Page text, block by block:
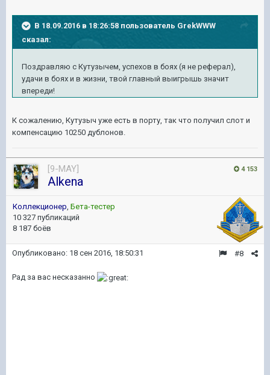
В 18.09.2016 в 18:26:58 пользователь GrekWWW
сказал:
Поздравляю с Кутузычем, успехов в боях (я не реферал),
удачи в боях и в жизни, твой главный выигрышь значит
впереди!
К сожалению, Кутузыч уже есть в порту, так что получил слот и
компенсацию 10250 дублонов.
4 153
[9-MAY]
Alkena
Коллекционер, Бета-тестер
10 327 публикаций
8 187 боёв
#8
Опубликовано: 18 сен 2016, 18:50:31
Рад за вас несказанно